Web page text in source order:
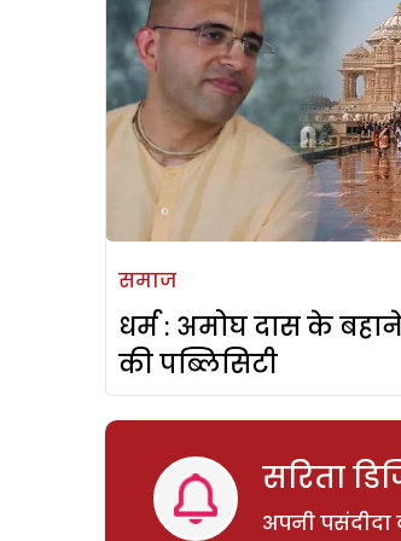
समाज
धर्म : अमोघ दास के
की पब्लिसिटी
सरिता
अपनी पसंदीदा